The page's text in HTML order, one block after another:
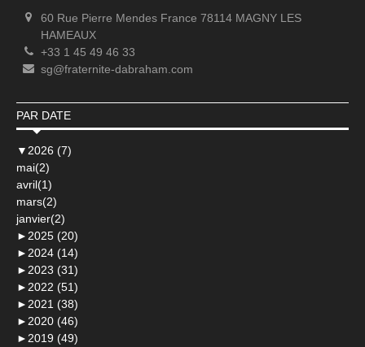
60 Rue Pierre Mendes France 78114 MAGNY LES
HAMEAUX
+33 1 45 49 46 33
sg@fraternite-dabraham.com
PAR DATE
▼ 2026 (7)
mai(2)
avril(1)
mars(2)
janvier(2)
► 2025 (20)
► 2024 (14)
► 2023 (31)
► 2022 (51)
► 2021 (38)
► 2020 (46)
► 2019 (49)